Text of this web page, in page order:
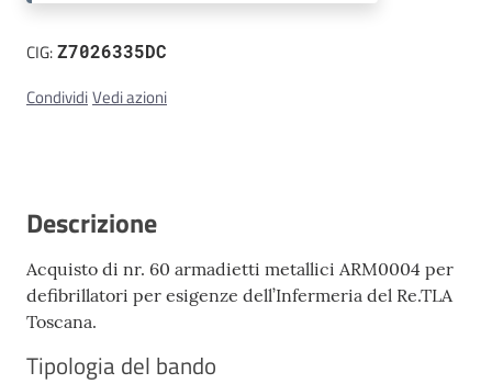
CIG:Z7026335DC
CondividiVedi azioni
Descrizione
Acquisto di nr. 60 armadietti metallici ARM0004 per
defibrillatori per esigenze dell’Infermeria del Re.TLA
Toscana.
Tipologia del bando